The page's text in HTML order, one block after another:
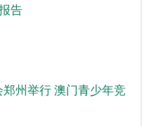
告
州举行 澳门青少年竞